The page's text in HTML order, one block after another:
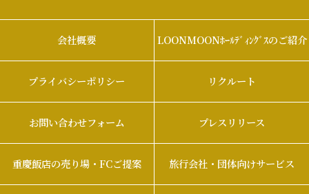
会社概要 LOONMOONﾎｰﾙﾃﾞｨﾝｸﾞｽのご紹介
プライバシーポリシー リクルート
お問い合わせフォーム プレスリリース
重慶飯店の売り場・FCご提案 旅行会社・団体向けサービス